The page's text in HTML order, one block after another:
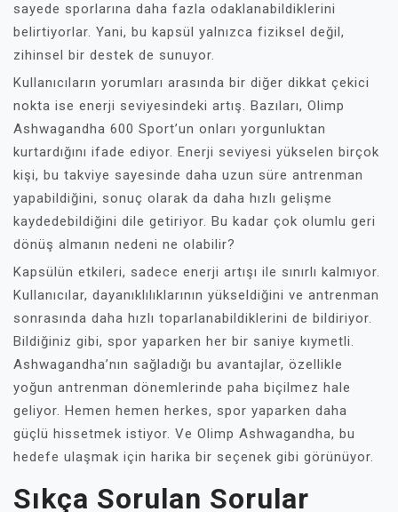
sayede sporlarına daha fazla odaklanabildiklerini
belirtiyorlar. Yani, bu kapsül yalnızca fiziksel değil,
zihinsel bir destek de sunuyor.
Kullanıcıların yorumları arasında bir diğer dikkat çekici
nokta ise enerji seviyesindeki artış. Bazıları, Olimp
Ashwagandha 600 Sport’un onları yorgunluktan
kurtardığını ifade ediyor. Enerji seviyesi yükselen birçok
kişi, bu takviye sayesinde daha uzun süre antrenman
yapabildiğini, sonuç olarak da daha hızlı gelişme
kaydedebildiğini dile getiriyor. Bu kadar çok olumlu geri
dönüş almanın nedeni ne olabilir?
Kapsülün etkileri, sadece enerji artışı ile sınırlı kalmıyor.
Kullanıcılar, dayanıklılıklarının yükseldiğini ve antrenman
sonrasında daha hızlı toparlanabildiklerini de bildiriyor.
Bildiğiniz gibi, spor yaparken her bir saniye kıymetli.
Ashwagandha’nın sağladığı bu avantajlar, özellikle
yoğun antrenman dönemlerinde paha biçilmez hale
geliyor. Hemen hemen herkes, spor yaparken daha
güçlü hissetmek istiyor. Ve Olimp Ashwagandha, bu
hedefe ulaşmak için harika bir seçenek gibi görünüyor.
Sıkça Sorulan Sorular